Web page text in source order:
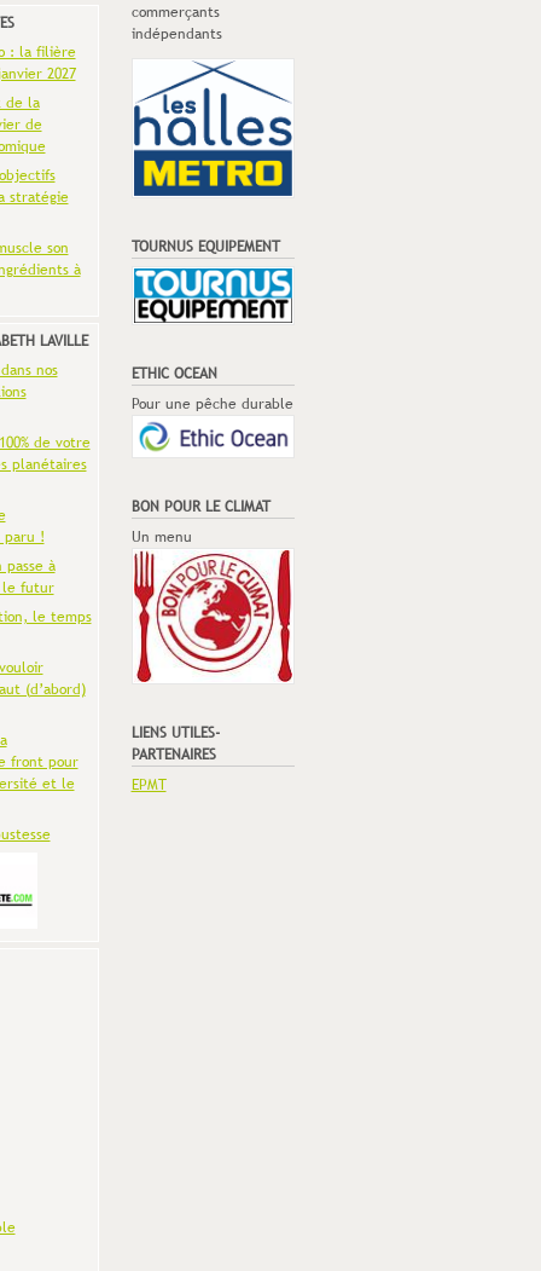
: la filière
2027
de la
de
stratégie
son
à
LAVILLE
nos
de votre
planétaires
paru !
passe à
le futur
le temps
(d’abord)
front pour
et le
commerçants
indépendants
TOURNUS EQUIPEMENT
ETHIC OCEAN
Pour une pêche durable
BON POUR LE CLIMAT
Un menu
LIENS UTILES-
PARTENAIRES
EPMT